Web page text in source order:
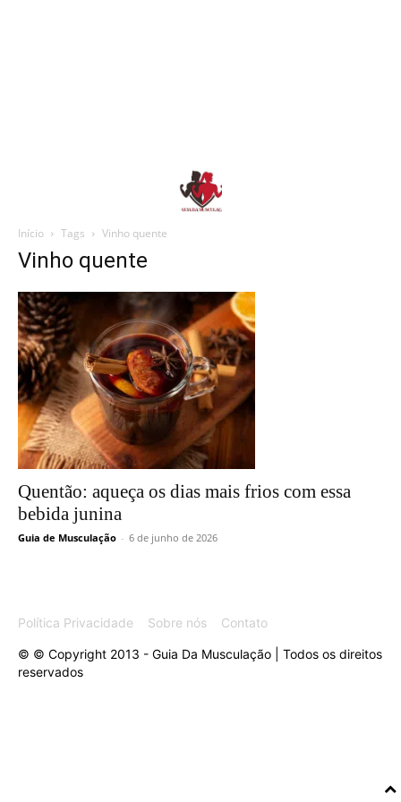
Início Tags Vinho quente
Vinho quente
Quentão: aqueça os dias mais frios com essa
bebida junina
Guia de Musculação - 6 de junho de 2026
Política Privacidade Sobre nós Contato
© © Copyright 2013 - Guia Da Musculação | Todos os direitos
reservados